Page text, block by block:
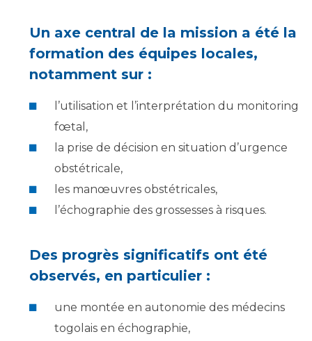
Un axe central de la mission a été la
formation des équipes locales,
notamment sur :
l’utilisation et l’interprétation du monitoring
fœtal,
la prise de décision en situation d’urgence
obstétricale,
les manœuvres obstétricales,
l’échographie des grossesses à risques.
Des progrès significatifs ont été
observés, en particulier :
une montée en autonomie des médecins
togolais en échographie,